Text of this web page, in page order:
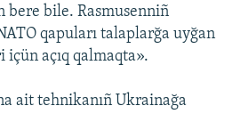
bere bile. Rasmusenniñ
qapuları talaplarğa uyğan
açıq qalmaqta».
ait tehnikanıñ Ukrainağa